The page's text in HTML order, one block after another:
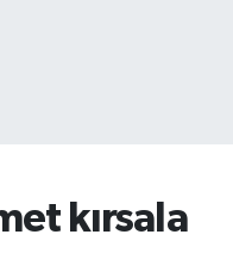
kırsala
Fikstür